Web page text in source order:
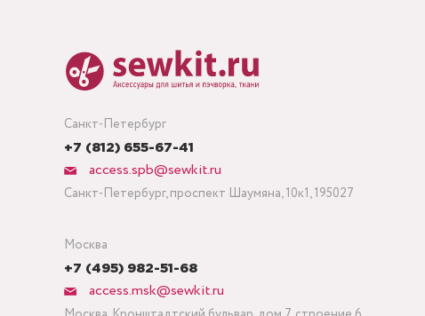
Санкт-Петербург
+7 (812) 655-67-41
access.spb@sewkit.ru
Санкт-Петербург, проспект Шаумяна, 10к1, 195027
Москва
+7 (495) 982-51-68
access.msk@sewkit.ru